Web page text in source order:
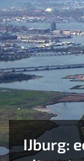
IJburg: